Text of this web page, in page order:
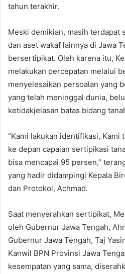
tahun terakhir.
Meski demikian, masih terdapat
dan aset wakaf lainnya di Jawa
bersertipikat. Oleh karena itu,
melakukan percepatan melalui
menyelesaikan persoalan yang
yang telah meninggal dunia,
ketidakjelasan batas bidang
“Kami lakukan identifikasi, Kami
ke depan capaian sertipikasi
bisa mencapai 95 persen,”
yang hadir didampingi Kepala
dan Protokol, Achmad.
Saat menyerahkan sertipikat,
oleh Gubernur Jawa Tengah,
Gubernur Jawa Tengah, Taj
Kanwil BPN Provinsi Jawa
kesempatan yang sama,